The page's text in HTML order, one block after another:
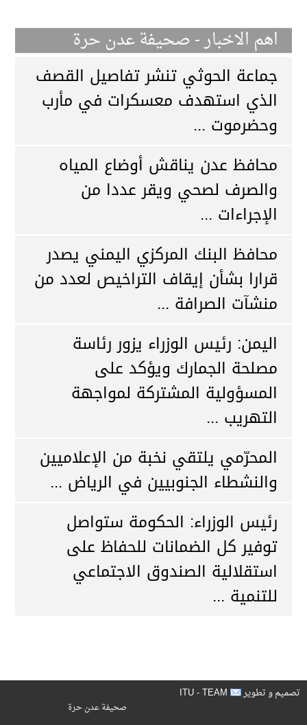
اهم الاخبار - صحيفة عدن حرة
جماعة الحوثي تنشر تفاصيل القصف
الذي استهدف معسكرات في مأرب
وحضرموت ...
محافظ عدن يناقش أوضاع المياه
والصرف لصحي ويقر عددا من
الإجراءات ...
محافظ البنك المركزي اليمني يصدر
قرارا بشأن إيقاف التراخيص لعدد من
منشآت الصرافة ...
اليمن: رئيس الوزراء يزور رئاسة
مصلحة الجمارك ويؤكد على
المسؤولية المشتركة لمواجهة
التهريب ...
المحرّمي يلتقي نخبة من الإعلاميين
والنشطاء الجنوبيين في الرياض ...
رئيس الوزراء: الحكومة ستواصل
توفير كل الضمانات للحفاظ على
استقلالية الصندوق الاجتماعي
للتنمية ...
تصميم و تطوير ITU - TEAM
صحيفة عدن حرة